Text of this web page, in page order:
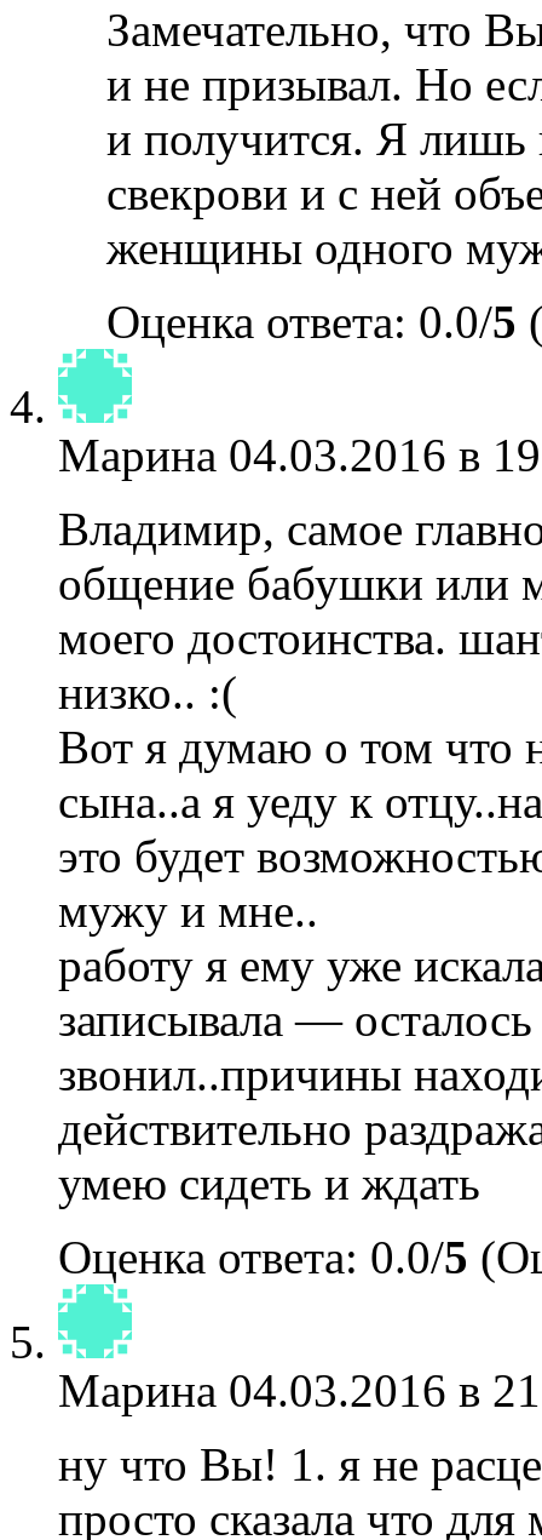
Замечательно, что
и не призывал. Но
и получится. Я лишь
свекрови и с ней
женщины одного
Оценка ответа: 0.0/5
Марина 04.03.2016 в
Владимир, самое
общение бабушки или
моего достоинства.
низко.. :(
Вот я думаю о том что
сына..а я уеду к
это будет
мужу и мне..
работу я ему уже
записывала —
звонил..причины
действительно
умею сидеть и ждать
Оценка ответа: 0.0/5
Марина 04.03.2016 в
ну что Вы! 1. я не
просто сказала что